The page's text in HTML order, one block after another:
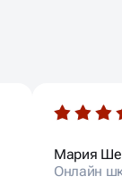
Мария
Онлайн